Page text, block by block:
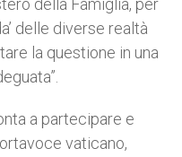
della Famiglia, per
delle diverse realtà
la questione in una
a partecipare e
vaticano,